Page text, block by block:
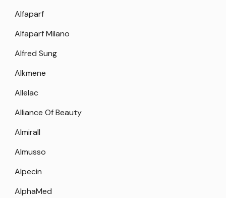
Alfaparf
Alfaparf Milano
Alfred Sung
Alkmene
Allelac
Alliance Of Beauty
Almirall
Almusso
Alpecin
AlphaMed